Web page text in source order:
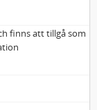
finns att tillgå som